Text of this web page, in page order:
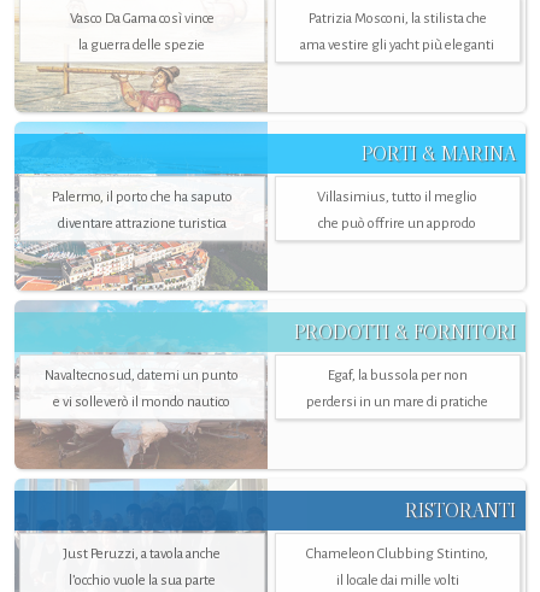
Vasco Da Gama così vince
la guerra delle spezie
Patrizia Mosconi, la stilista che
ama vestire gli yacht più eleganti
PORTI & MARINA
Palermo, il porto che ha saputo
diventare attrazione turistica
Villasimius, tutto il meglio
che può offrire un approdo
PRODOTTI & FORNITORI
Navaltecnosud, datemi un punto
e vi solleverò il mondo nautico
Egaf, la bussola per non
perdersi in un mare di pratiche
RISTORANTI
Just Peruzzi, a tavola anche
l’occhio vuole la sua parte
Chameleon Clubbing Stintino,
il locale dai mille volti